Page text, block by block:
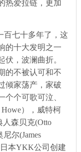
热爱拉链，更加
百七十多年了，这
的十大发明之一
伏，波澜曲折。
的不被认可和不
倾家荡产，家破
个个可歌可泣、
Howe），威特柯
人森贝克(Otto
尼尔(James
本YKK公司创建